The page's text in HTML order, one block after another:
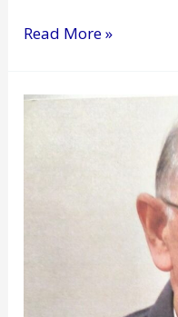
Read More »